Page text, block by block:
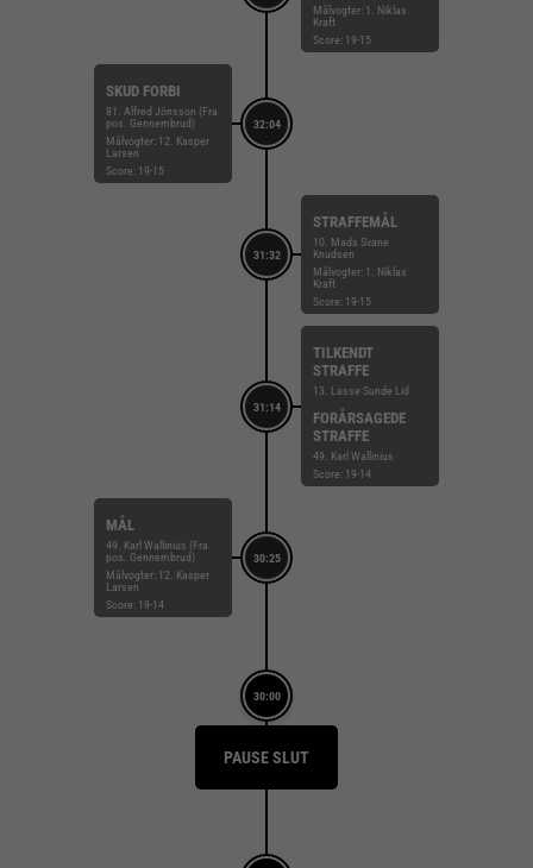
Målvogter: 1. Niklas
Kraft
Score: 19-15
32:04
SKUD FORBI
81. Alfred Jönsson (Fra
pos. Gennembrud)
Målvogter: 12. Kasper
Larsen
Score: 19-15
31:32
STRAFFEMÅL
10. Mads Svane
Knudsen
Målvogter: 1. Niklas
Kraft
Score: 19-15
31:14
TILKENDT
STRAFFE
13. Lasse Sunde Lid
FORÅRSAGEDE
STRAFFE
49. Karl Wallinius
Score: 19-14
30:25
MÅL
49. Karl Wallinius (Fra
pos. Gennembrud)
Målvogter: 12. Kasper
Larsen
Score: 19-14
30:00
PAUSE SLUT